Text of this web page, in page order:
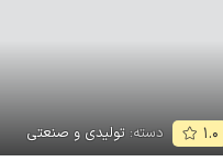
۱.۰ دسته: تولیدی و صنعتی